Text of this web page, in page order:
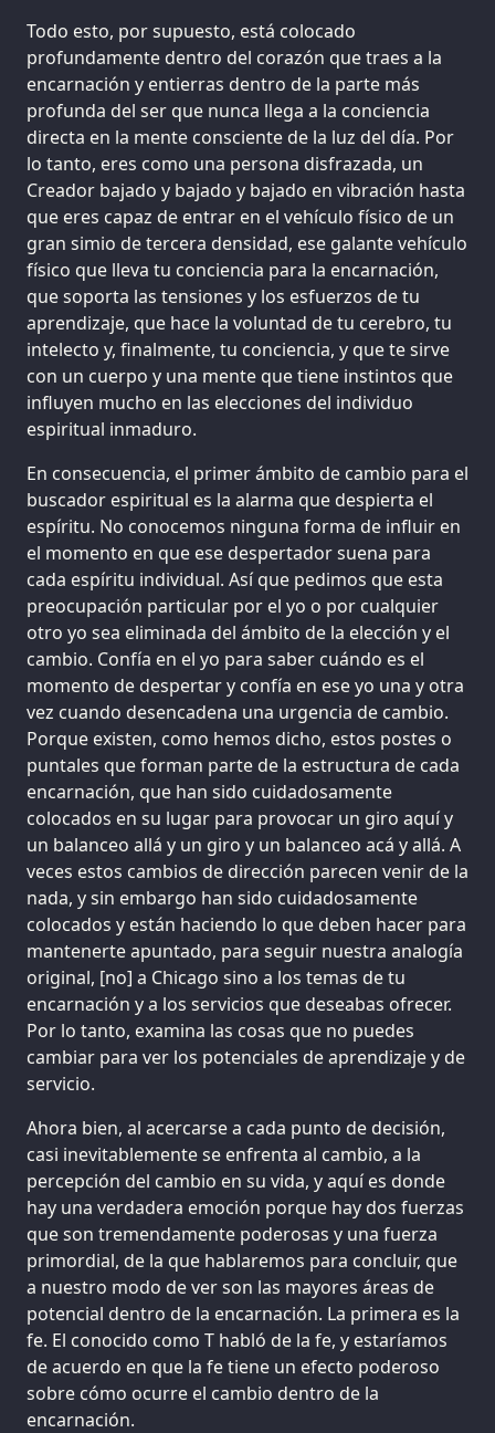
Todo esto, por supuesto, está colocado
profundamente dentro del corazón que traes a la
encarnación y entierras dentro de la parte más
profunda del ser que nunca llega a la conciencia
directa en la mente consciente de la luz del día. Por
lo tanto, eres como una persona disfrazada, un
Creador bajado y bajado y bajado en vibración hasta
que eres capaz de entrar en el vehículo físico de un
gran simio de tercera densidad, ese galante vehículo
físico que lleva tu conciencia para la encarnación,
que soporta las tensiones y los esfuerzos de tu
aprendizaje, que hace la voluntad de tu cerebro, tu
intelecto y, finalmente, tu conciencia, y que te sirve
con un cuerpo y una mente que tiene instintos que
influyen mucho en las elecciones del individuo
espiritual inmaduro.
En consecuencia, el primer ámbito de cambio para el
buscador espiritual es la alarma que despierta el
espíritu. No conocemos ninguna forma de influir en
el momento en que ese despertador suena para
cada espíritu individual. Así que pedimos que esta
preocupación particular por el yo o por cualquier
otro yo sea eliminada del ámbito de la elección y el
cambio. Confía en el yo para saber cuándo es el
momento de despertar y confía en ese yo una y otra
vez cuando desencadena una urgencia de cambio.
Porque existen, como hemos dicho, estos postes o
puntales que forman parte de la estructura de cada
encarnación, que han sido cuidadosamente
colocados en su lugar para provocar un giro aquí y
un balanceo allá y un giro y un balanceo acá y allá. A
veces estos cambios de dirección parecen venir de la
nada, y sin embargo han sido cuidadosamente
colocados y están haciendo lo que deben hacer para
mantenerte apuntado, para seguir nuestra analogía
original, [no] a Chicago sino a los temas de tu
encarnación y a los servicios que deseabas ofrecer.
Por lo tanto, examina las cosas que no puedes
cambiar para ver los potenciales de aprendizaje y de
servicio.
Ahora bien, al acercarse a cada punto de decisión,
casi inevitablemente se enfrenta al cambio, a la
percepción del cambio en su vida, y aquí es donde
hay una verdadera emoción porque hay dos fuerzas
que son tremendamente poderosas y una fuerza
primordial, de la que hablaremos para concluir, que
a nuestro modo de ver son las mayores áreas de
potencial dentro de la encarnación. La primera es la
fe. El conocido como T habló de la fe, y estaríamos
de acuerdo en que la fe tiene un efecto poderoso
sobre cómo ocurre el cambio dentro de la
encarnación.